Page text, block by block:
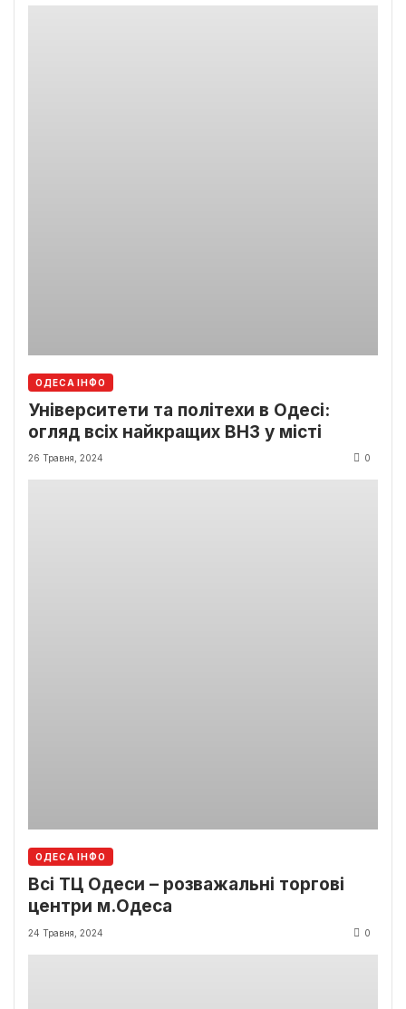
ОДЕСА ІНФО
Університети та політехи в Одесі:
огляд всіх найкращих ВНЗ у місті
26 Травня, 2024 0
ОДЕСА ІНФО
Всі ТЦ Одеси – розважальні торгові
центри м.Одеса
24 Травня, 2024 0